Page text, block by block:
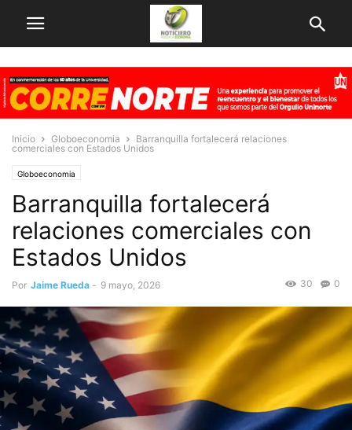
Inicio Globoeconomia
Barranquilla fortalecerá relaciones
comerciales con Estados Unidos
Globoeconomia
Barranquilla fortalecerá
relaciones comerciales con
Estados Unidos
Por Jaime Rueda - 9 mayo, 2026 0
30